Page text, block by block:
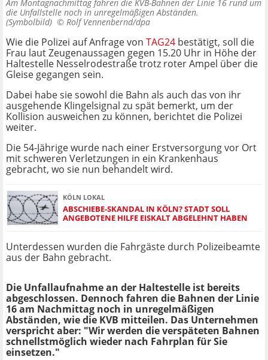
Am Montagnachmittag fahren die KVB-Bahnen der Linie 16 rund um
die Unfallstelle noch in unregelmäßigen Abständen.
(Symbolbild) © Rolf Vennenbernd/dpa
Wie die Polizei auf Anfrage von TAG24 bestätigt, soll die
Frau laut Zeugenaussagen gegen 15.20 Uhr in Höhe der
Haltestelle Nesselrodestraße trotz roter Ampel über die
Gleise gegangen sein.
Dabei habe sie sowohl die Bahn als auch das von ihr
ausgehende Klingelsignal zu spät bemerkt, um der
Kollision ausweichen zu können, berichtet die Polizei
weiter.
Die 54-Jährige wurde nach einer Erstversorgung vor Ort
mit schweren Verletzungen in ein Krankenhaus
gebracht, wo sie nun behandelt wird.
KÖLN LOKAL
ABSCHIEBE-SKANDAL IN KÖLN? STADT SOLL
ANGEBOTENE HILFE EISKALT ABGELEHNT HABEN
Unterdessen wurden die Fahrgäste durch Polizeibeamte
aus der Bahn gebracht.
Die Unfallaufnahme an der Haltestelle ist bereits
abgeschlossen. Dennoch fahren die Bahnen der Linie
16 am Nachmittag noch in unregelmäßigen
Abständen, wie die KVB mitteilen. Das Unternehmen
verspricht aber: "Wir werden die verspäteten Bahnen
schnellstmöglich wieder nach Fahrplan für Sie
einsetzen."